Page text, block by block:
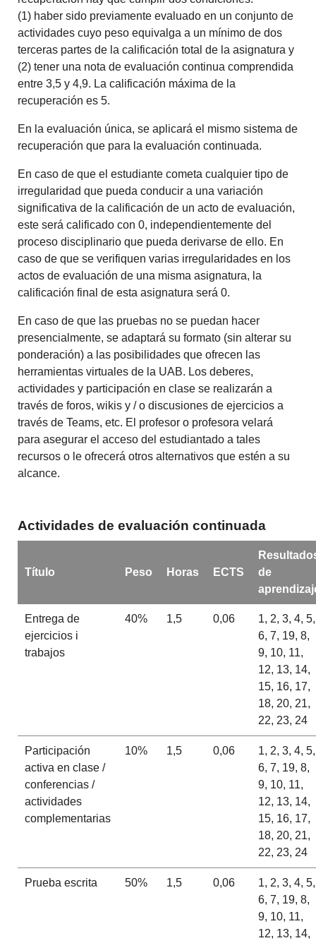
(1) haber sido previamente evaluado en un conjunto de
actividades cuyo peso equivalga a un mínimo de dos
terceras partes de la calificación total de la asignatura y
(2) tener una nota de evaluación continua comprendida
entre 3,5 y 4,9. La calificación máxima de la
recuperación es 5.
En la evaluación única, se aplicará el mismo sistema de
recuperación que para la evaluación continuada.
En caso de que el estudiante cometa cualquier tipo de
irregularidad que pueda conducir a una variación
significativa de la calificación de un acto de evaluación,
este será calificado con 0, independientemente del
proceso disciplinario que pueda derivarse de ello. En
caso de que se verifiquen varias irregularidades en los
actos de evaluación de una misma asignatura, la
calificación final de esta asignatura será 0.
En caso de que las pruebas no se puedan hacer
presencialmente, se adaptará su formato (sin alterar su
ponderación) a las posibilidades que ofrecen las
herramientas virtuales de la UAB. Los deberes,
actividades y participación en clase se realizarán a
través de foros, wikis y / o discusiones de ejercicios a
través de Teams, etc. El profesor o profesora velará
para asegurar el acceso del estudiantado a tales
recursos o le ofrecerá otros alternativos que estén a su
alcance.
Actividades de evaluación continuada
Título Peso Horas ECTS
de
Entrega de
ejercicios i
trabajos
40% 1,5 0,06
1, 2, 3, 4, 5,
6, 7, 19, 8,
9, 10, 11,
12, 13, 14,
15, 16, 17,
18, 20, 21,
22, 23, 24
Participación
activa en clase /
conferencias /
actividades
complementarias
10% 1,5 0,06
1, 2, 3, 4, 5,
6, 7, 19, 8,
9, 10, 11,
12, 13, 14,
15, 16, 17,
18, 20, 21,
22, 23, 24
Prueba escrita 50% 1,5 0,06
1, 2, 3, 4, 5,
6, 7, 19, 8,
9, 10, 11,
12, 13, 14,